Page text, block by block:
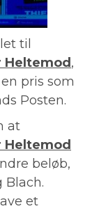
til
,
en pris som
Posten.
at
beløb,
Blach.
et